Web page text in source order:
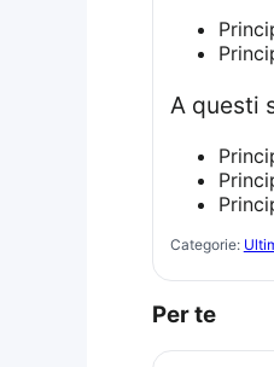
A
Categorie:
Per te